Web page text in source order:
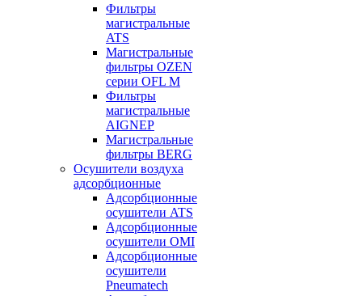
Фильтры
магистральные
ATS
Магистральные
фильтры OZEN
серии OFL M
Фильтры
магистральные
AIGNEP
Магистральные
фильтры BERG
Осушители воздуха
адсорбционные
Адсорбционные
осушители ATS
Адсорбционные
осушители OMI
Адсорбционные
осушители
Pneumatech